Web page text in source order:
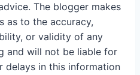
The blogger makes
as to the accuracy,
or validity of any
and will not be liable for
delays in this information